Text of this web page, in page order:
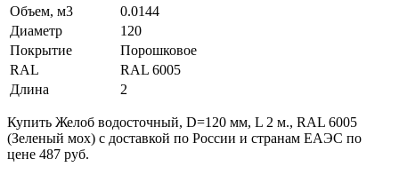
Объем, м3
0.0144
Диаметр
120
Покрытие
Порошковое
RAL
RAL 6005
Длина
2
Купить Желоб водосточный, D=120 мм, L 2 м., RAL 6005
(Зеленый мох) с доставкой по России и странам ЕАЭС по
цене 487 руб.